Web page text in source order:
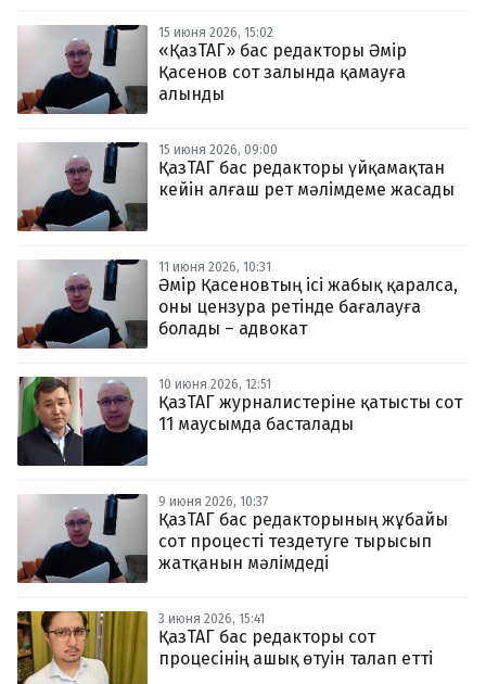
15 июня 2026, 15:02
«ҚазТАГ» бас редакторы Әмір
Қасенов сот залында қамауға
алынды
15 июня 2026, 09:00
ҚазТАГ бас редакторы үйқамақтан
кейін алғаш рет мәлімдеме жасады
11 июня 2026, 10:31
Әмір Қасеновтың ісі жабық қаралса,
оны цензура ретінде бағалауға
болады – адвокат
10 июня 2026, 12:51
ҚазТАГ журналистеріне қатысты сот
11 маусымда басталады
9 июня 2026, 10:37
ҚазТАГ бас редакторының жұбайы
сот процесті тездетуге тырысып
жатқанын мәлімдеді
3 июня 2026, 15:41
ҚазТАГ бас редакторы сот
процесінің ашық өтуін талап етті